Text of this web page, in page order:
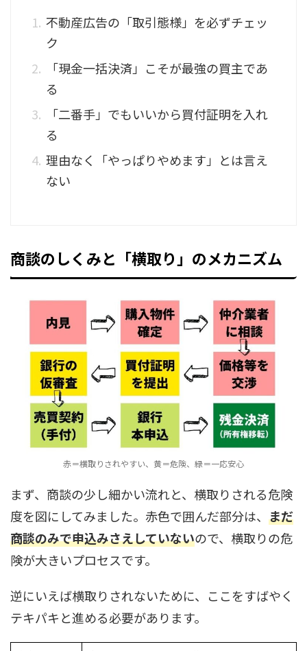
不動産広告の「取引態様」を必ずチェッ
ク
「現金一括決済」こそが最強の買主であ
る
「二番手」でもいいから買付証明を入れ
る
理由なく「やっぱりやめます」とは言え
ない
商談のしくみと「横取り」のメカニズム
赤＝横取りされやすい、黄＝危険、緑＝一応安心
まず、商談の少し細かい流れと、横取りされる危険
度を図にしてみました。赤色で囲んだ部分は、 まだ
商談のみで申込みさえしていないので、横取りの危
険が大きいプロセスです。
逆にいえば横取りされないために、ここをすばやく
テキパキと進める必要があります。